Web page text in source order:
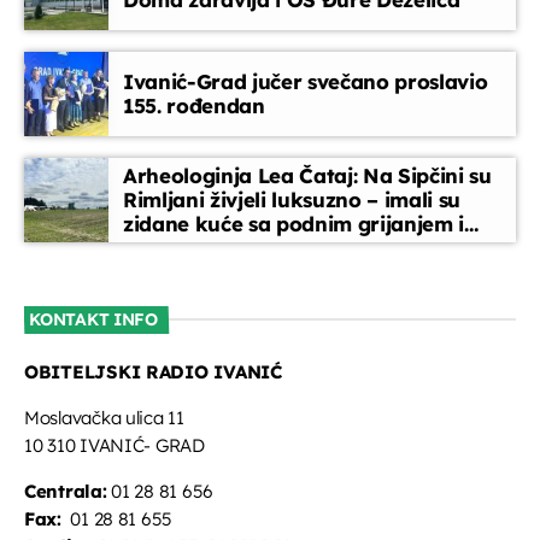
Ivanić-Grad jučer svečano proslavio
155. rođendan
Arheologinja Lea Čataj: Na Sipčini su
Rimljani živjeli luksuzno – imali su
zidane kuće sa podnim grijanjem i
oslikanim zidovima
KONTAKT INFO
OBITELJSKI RADIO IVANIĆ
Moslavačka ulica 11
10 310 IVANIĆ- GRAD
Centrala:01 28 81 656
Fax:01 28 81 655